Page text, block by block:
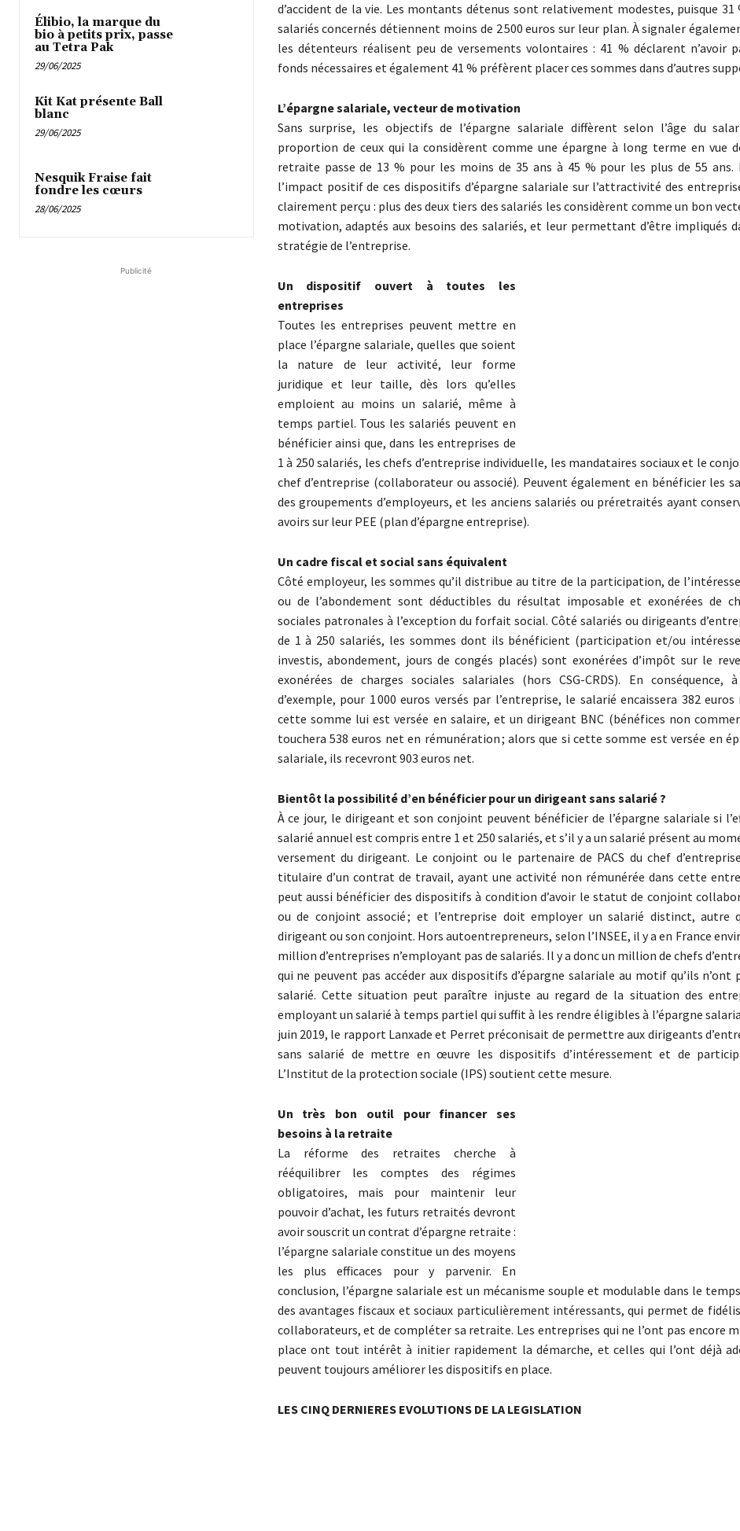
Élibio, la marque du
bio à petits prix, passe
au Tetra Pak
29/06/2025
Kit Kat présente Ball
blanc
29/06/2025
Nesquik Fraise fait
fondre les cœurs
28/06/2025
Publicité
d’accident de la vie. Les montants détenus sont relativement modestes, puisque 31
salariés concernés détiennent moins de 2 500 euros sur leur plan. À signaler
les détenteurs réalisent peu de versements volontaires : 41 % déclarent n’avoir
fonds nécessaires et également 41 % préfèrent placer ces sommes dans d’autres
L’épargne salariale, vecteur de motivation
Sans surprise, les objectifs de l’épargne salariale diffèrent selon l’âge du
proportion de ceux qui la considèrent comme une épargne à long terme en vue
retraite passe de 13 % pour les moins de 35 ans à 45 % pour les plus de 55 ans.
l’impact positif de ces dispositifs d’épargne salariale sur l’attractivité des
clairement perçu : plus des deux tiers des salariés les considèrent comme un bon
motivation, adaptés aux besoins des salariés, et leur permettant d’être impliqués
stratégie de l’entreprise.
Un dispositif ouvert à toutes les
entreprises
Toutes les entreprises peuvent mettre en
place l’épargne salariale, quelles que soient
la nature de leur activité, leur forme
juridique et leur taille, dès lors qu’elles
emploient au moins un salarié, même à
temps partiel. Tous les salariés peuvent en
bénéficier ainsi que, dans les entreprises de
1 à 250 salariés, les chefs d’entreprise individuelle, les mandataires sociaux et le
chef d’entreprise (collaborateur ou associé). Peuvent également en bénéficier les
des groupements d’employeurs, et les anciens salariés ou préretraités ayant
avoirs sur leur PEE (plan d’épargne entreprise).
Un cadre fiscal et social sans équivalent
Côté employeur, les sommes qu’il distribue au titre de la participation, de
ou de l’abondement sont déductibles du résultat imposable et exonérées de
sociales patronales à l’exception du forfait social. Côté salariés ou dirigeants
de 1 à 250 salariés, les sommes dont ils bénéficient (participation et/ou
investis, abondement, jours de congés placés) sont exonérées d’impôt sur le
exonérées de charges sociales salariales (hors CSG-CRDS). En conséquence,
d’exemple, pour 1 000 euros versés par l’entreprise, le salarié encaissera 382
cette somme lui est versée en salaire, et un dirigeant BNC (bénéfices non
touchera 538 euros net en rémunération ; alors que si cette somme est versée en
salariale, ils recevront 903 euros net.
Bientôt la possibilité d’en bénéficier pour un dirigeant sans salarié ?
À ce jour, le dirigeant et son conjoint peuvent bénéficier de l’épargne salariale si
salarié annuel est compris entre 1 et 250 salariés, et s’il y a un salarié présent au
versement du dirigeant. Le conjoint ou le partenaire de PACS du chef
titulaire d’un contrat de travail, ayant une activité non rémunérée dans cette
peut aussi bénéficier des dispositifs à condition d’avoir le statut de conjoint
ou de conjoint associé ; et l’entreprise doit employer un salarié distinct, autre
dirigeant ou son conjoint. Hors autoentrepreneurs, selon l’INSEE, il y a en France
million d’entreprises n’employant pas de salariés. Il y a donc un million de chefs
qui ne peuvent pas accéder aux dispositifs d’épargne salariale au motif qu’ils n’ont
salarié. Cette situation peut paraître injuste au regard de la situation des
employant un salarié à temps partiel qui suffit à les rendre éligibles à l’épargne
juin 2019, le rapport Lanxade et Perret préconisait de permettre aux dirigeants
sans salarié de mettre en œuvre les dispositifs d’intéressement et de
L’Institut de la protection sociale (IPS) soutient cette mesure.
Un très bon outil pour financer ses
besoins à la retraite
La réforme des retraites cherche à
rééquilibrer les comptes des régimes
obligatoires, mais pour maintenir leur
pouvoir d’achat, les futurs retraités devront
avoir souscrit un contrat d’épargne retraite :
l’épargne salariale constitue un des moyens
les plus efficaces pour y parvenir. En
conclusion, l’épargne salariale est un mécanisme souple et modulable dans le
des avantages fiscaux et sociaux particulièrement intéressants, qui permet de
collaborateurs, et de compléter sa retraite. Les entreprises qui ne l’ont pas encore
place ont tout intérêt à initier rapidement la démarche, et celles qui l’ont déjà
peuvent toujours améliorer les dispositifs en place.
LES CINQ DERNIERES EVOLUTIONS DE LA LEGISLATION